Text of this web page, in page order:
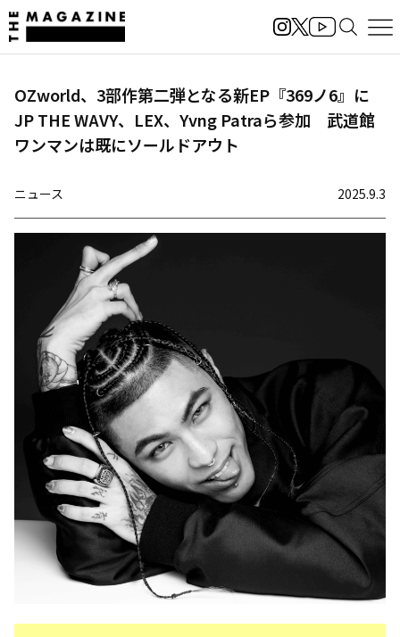
OZworld、3部作第二弾となる新EP『369ノ6』に
JP THE WAVY、LEX、Yvng Patraら参加 武道館
ワンマンは既にソールドアウト
ニュース 2025.9.3